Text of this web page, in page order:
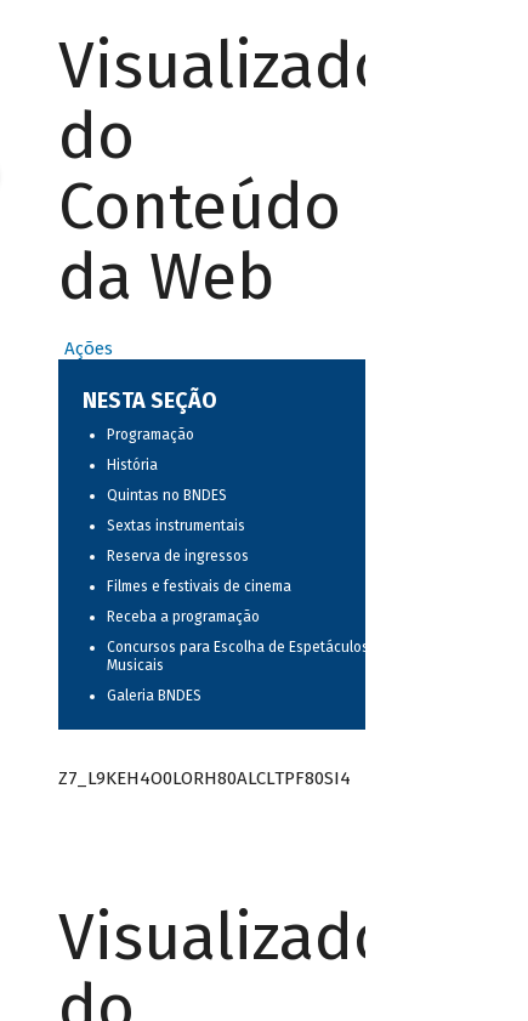
Visualizador
do
Conteúdo
da Web
Ações
NESTA SEÇÃO
Programação
História
Quintas no BNDES
Sextas instrumentais
Reserva de ingressos
Filmes e festivais de cinema
Receba a programação
Concursos para Escolha de Espetáculos
Musicais
Galeria BNDES
Z7_L9KEH4O0LORH80ALCLTPF80SI4
Visualizador